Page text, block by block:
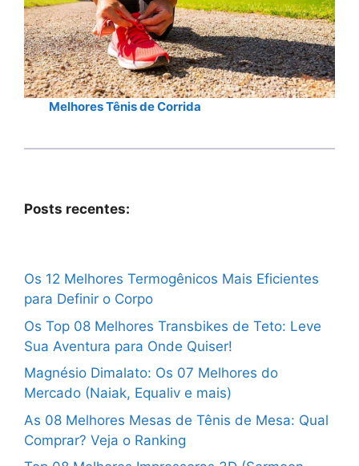
Melhores Tênis de Corrida
Posts recentes:
Os 12 Melhores Termogênicos Mais Eficientes
para Definir o Corpo
Os Top 08 Melhores Transbikes de Teto: Leve
Sua Aventura para Onde Quiser!
Magnésio Dimalato: Os 07 Melhores do
Mercado (Naiak, Equaliv e mais)
As 08 Melhores Mesas de Tênis de Mesa: Qual
Comprar? Veja o Ranking